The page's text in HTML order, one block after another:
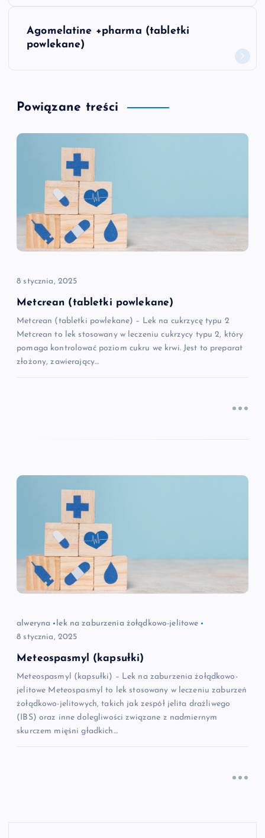
a
c
w
s
u
Agomelatine +pharma (tabletki
powlekane)
Powiązane treści
8 stycznia, 2025
Metcrean (tabletki powlekane)
Metcrean (tabletki powlekane) – Lek na cukrzycę typu 2
Metcrean to lek stosowany w leczeniu cukrzycy typu 2, który
pomaga kontrolować poziom cukru we krwi. Jest to preparat
złożony, zawierający…
alweryna
lek na zaburzenia żołądkowo-jelitowe
8 stycznia, 2025
Meteospasmyl (kapsułki)
Meteospasmyl (kapsułki) – Lek na zaburzenia żołądkowo-
jelitowe Meteospasmyl to lek stosowany w leczeniu zaburzeń
żołądkowo-jelitowych, takich jak zespół jelita drażliwego
(IBS) oraz inne dolegliwości związane z nadmiernym
skurczem mięśni gładkich…